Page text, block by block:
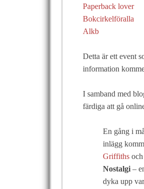
Paperback lover
Bokcirkelföralla
Alkb
Detta är ett event
information
I samband med
färdiga att gå
En gång i
inlägg
Griffiths
Nostalgi –
dyka upp